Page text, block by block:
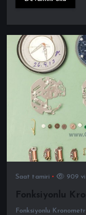
Saat tamiri 909
Fonksiyonlu
Fonksiyonlu